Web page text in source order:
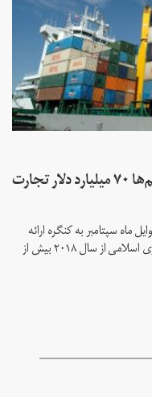
گزارش دولت آمریکا به کنگره: تحریم‌ها ۷۰ میلیارد دلار تجارت
ماه سپتامبر به کنگره ارائه
شد، تحریم‌های دولت دونالد ترامپ علیه جمهوری اسلامی از سال ۲۰۱۸ بیش از